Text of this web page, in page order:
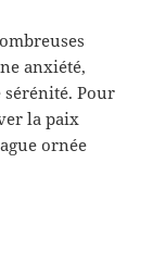
anxiété,
sérénité. Pour
la paix
ornée